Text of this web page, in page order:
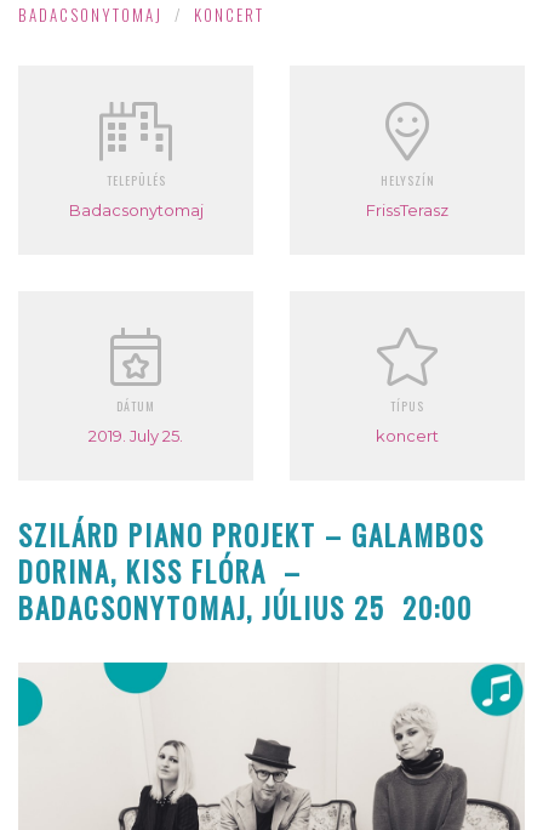
BADACSONYTOMAJ / KONCERT
TELEPÜLÉS
Badacsonytomaj
HELYSZÍN
FrissTerasz
DÁTUM
2019. July 25.
TÍPUS
koncert
SZILÁRD PIANO PROJEKT – GALAMBOS
DORINA, KISS FLÓRA –
BADACSONYTOMAJ, JÚLIUS 25 20:00